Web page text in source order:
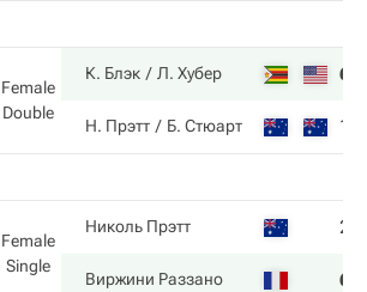
Female
Double
К. Блэк Л. Хубер 6
Н. Прэтт Б. Стюарт 1
Female
Single
Николь Прэтт 2
Виржини Раззано 6